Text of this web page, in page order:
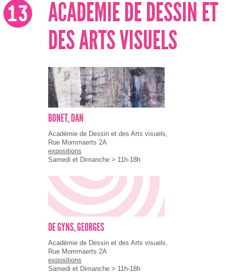
ACADÉMIE DE DESSIN ET
DES ARTS VISUELS
BONET, DAN
Académie de Dessin et des Arts visuels,
Rue Mommaerts 2A
expositions
Samedi et Dimanche > 11h-18h
DE GYNS, GEORGES
Académie de Dessin et des Arts visuels,
Rue Mommaerts 2A
expositions
Samedi et Dimanche > 11h-18h